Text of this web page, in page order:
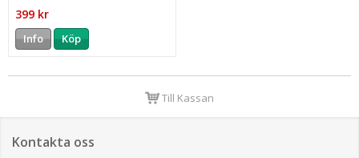
399 kr
Info Köp
Till Kassan
Kontakta oss